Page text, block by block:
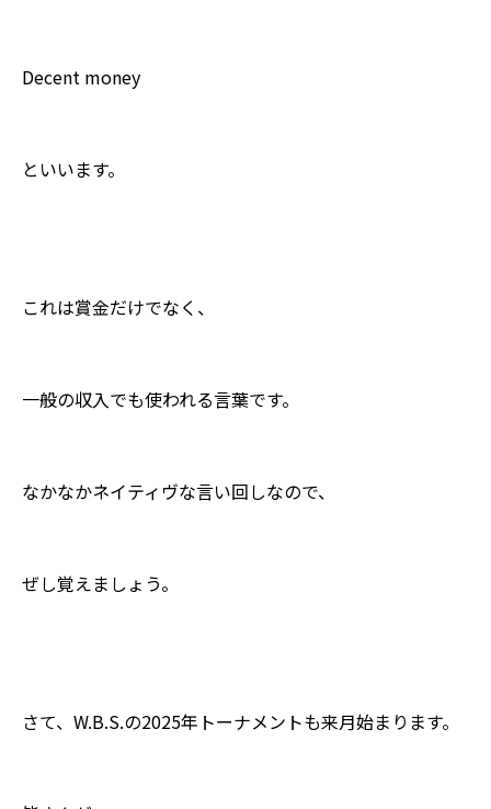
Decent money
といいます。
これは賞金だけでなく、
一般の収入でも使われる言葉です。
なかなかネイティヴな言い回しなので、
ぜし覚えましょう。
さて、W.B.S.の2025年トーナメントも来月始まります。